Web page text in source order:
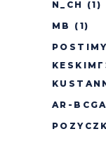
N_CH
(1)
MB
(1)
AR-